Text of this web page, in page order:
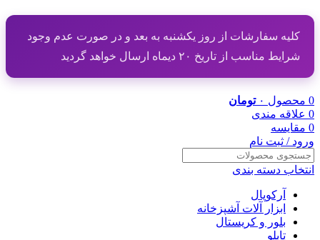
کلیه سفارشات از روز یکشنبه به بعد و در صورت عدم وجود
شرایط مناسب از تاریخ ۲۰ دیماه ارسال خواهد گردید
0 محصول ۰ تومان
0 علاقه مندی
0 مقایسه
ورود / ثبت نام
انتخاب دسته بندی
آرکوپال
ابزار آلات آشپزخانه
بلور و کریستال
تابلو